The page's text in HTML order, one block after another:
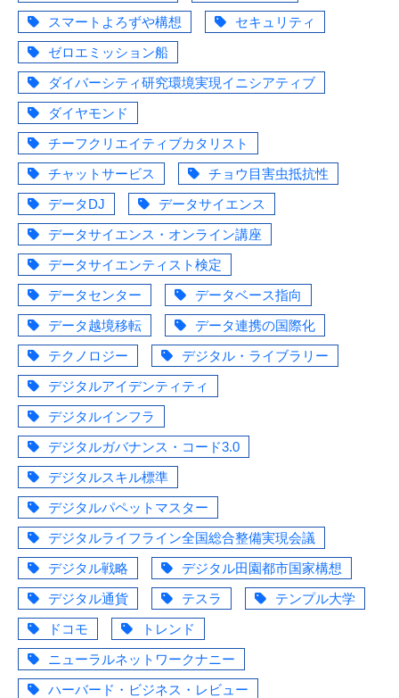
スマートよろずや構想
セキュリティ
ゼロエミッション船
ダイバーシティ研究環境実現イニシアティブ
ダイヤモンド
チーフクリエイティブカタリスト
チャットサービス
チョウ目害虫抵抗性
データDJ
データサイエンス
データサイエンス・オンライン講座
データサイエンティスト検定
データセンター
データベース指向
データ越境移転
データ連携の国際化
テクノロジー
デジタル・ライブラリー
デジタルアイデンティティ
デジタルインフラ
デジタルガバナンス・コード3.0
デジタルスキル標準
デジタルパペットマスター
デジタルライフライン全国総合整備実現会議
デジタル戦略
デジタル田園都市国家構想
デジタル通貨
テスラ
テンプル大学
ドコモ
トレンド
ニューラルネットワークナニー
ハーバード・ビジネス・レビュー